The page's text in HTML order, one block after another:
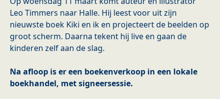
Leo Timmers naar Halle. Hij leest voor uit zijn
nieuwste boek Kiki en ik en projecteert de beelden op
groot scherm. Daarna tekent hij live en gaan de
kinderen zelf aan de slag.
Na afloop is er een boekenverkoop in een lokale
boekhandel, met signeersessie.